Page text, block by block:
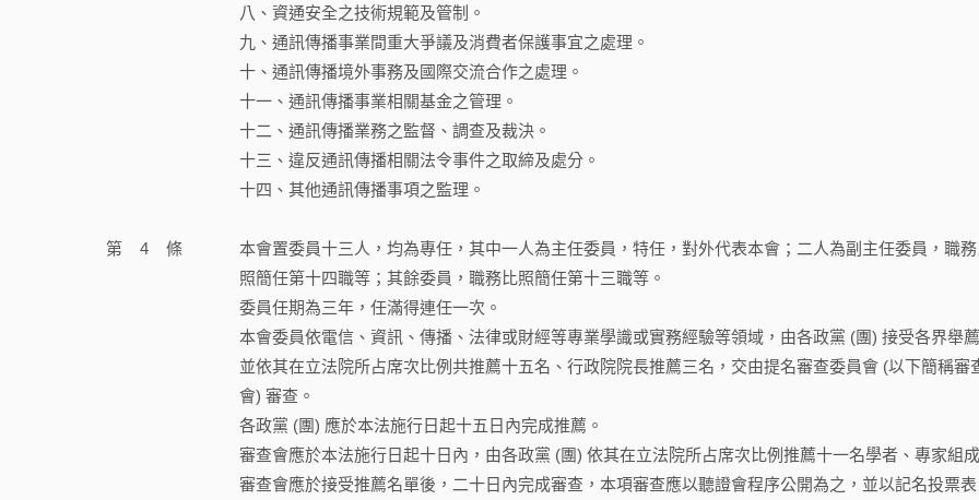
八、資通安全之技術規範及管制。
九、通訊傳播事業間重大爭議及消費者保護事宜之處理。
十、通訊傳播境外事務及國際交流合作之處理。
十一、通訊傳播事業相關基金之管理。
十二、通訊傳播業務之監督、調查及裁決。
十三、違反通訊傳播相關法令事件之取締及處分。
十四、其他通訊傳播事項之監理。
第 4 條
本會置委員十三人，均為專任，其中一人為主任委員，特任，對外代表本會；二人為副主任委員，職
照簡任第十四職等；其餘委員，職務比照簡任第十三職等。
委員任期為三年，任滿得連任一次。
本會委員依電信、資訊、傳播、法律或財經等專業學識或實務經驗等領域，由各政黨 (團) 接受各界舉
並依其在立法院所占席次比例共推薦十五名、行政院院長推薦三名，交由提名審查委員會 (以下簡稱審
會) 審查。
各政黨 (團) 應於本法施行日起十五日內完成推薦。
審查會應於本法施行日起十日內，由各政黨 (團) 依其在立法院所占席次比例推薦十一名學者、專家組
審查會應於接受推薦名單後，二十日內完成審查，本項審查應以聽證會程序公開為之，並以記名投票表